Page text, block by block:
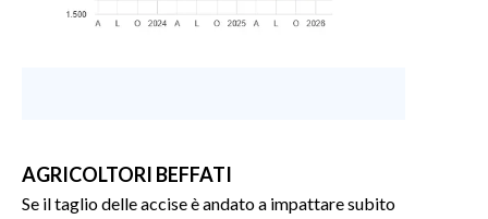
AGRICOLTORI BEFFATI
Se il taglio delle accise è andato a impattare subito